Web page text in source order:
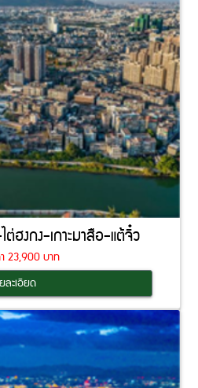
ต่ฮงกง-เกาะมาสือ-แต้จิ๋ว
23,900 บาท
Soon
ละเอียด